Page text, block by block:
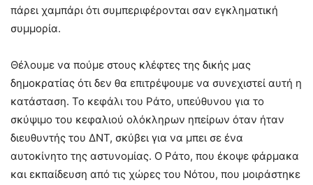
πάρει χαμπάρι ότι συμπεριφέρονται σαν εγκληματική
συμμορία.
Θέλουμε να πούμε στους κλέφτες της δικής μας
δημοκρατίας ότι δεν θα επιτρέψουμε να συνεχιστεί αυτή η
κατάσταση. Το κεφάλι του Ράτο, υπεύθυνου για το
σκύψιμο του κεφαλιού ολόκληρων ηπείρων όταν ήταν
διευθυντής του ΔΝΤ, σκύβει για να μπει σε ένα
αυτοκίνητο της αστυνομίας. Ο Ράτο, που έκοψε φάρμακα
και εκπαίδευση από τις χώρες του Νότου, που μοιράστηκε